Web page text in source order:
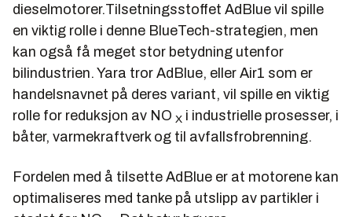
dieselmotorer.Tilsetningsstoffet AdBlue vil spille
en viktig rolle i denne BlueTech-strategien, men
kan også få meget stor betydning utenfor
bilindustrien. Yara tror AdBlue, eller Air1 som er
handelsnavnet på deres variant, vil spille en viktig
rolle for reduksjon av NO X i industrielle prosesser, i
båter, varmekraftverk og til avfallsfrobrenning.
Fordelen med å tilsette AdBlue er at motorene kan
optimaliseres med tanke på utslipp av partikler i